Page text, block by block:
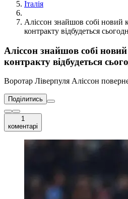
Італія
Аліссон знайшов собі новий
контракту відбудеться
Аліссон знайшов собі
контракту відбудеться
Воротар Ліверпуля Аліссон
Поділитись
1
коментарі